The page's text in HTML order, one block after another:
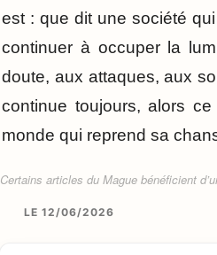
est : que dit une société
continuer à occuper la
doute, aux attaques, aux
continue toujours, alors ce
monde qui reprend sa
Certains articles du Mague bénéficient
LE 12/06/2026